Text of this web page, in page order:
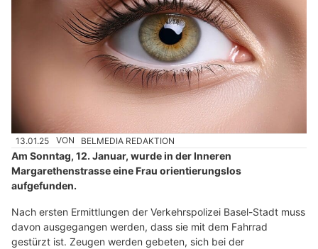
13.01.25 VON BELMEDIA REDAKTION
Am Sonntag, 12. Januar, wurde in der Inneren
Margarethenstrasse eine Frau orientierungslos
aufgefunden.
Nach ersten Ermittlungen der Verkehrspolizei Basel-Stadt muss
davon ausgegangen werden, dass sie mit dem Fahrrad
gestürzt ist. Zeugen werden gebeten, sich bei der